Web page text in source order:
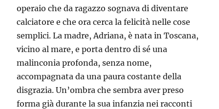
operaio che da ragazzo sognava di diventare
calciatore e che ora cerca la felicità nelle cose
semplici. La madre, Adriana, è nata in Toscana,
vicino al mare, e porta dentro di sé una
malinconia profonda, senza nome,
accompagnata da una paura costante della
disgrazia. Un’ombra che sembra aver preso
forma già durante la sua infanzia nei racconti